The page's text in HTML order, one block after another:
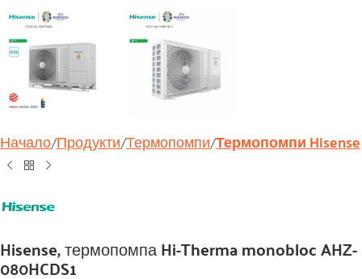
Начало Продукти Термопомпи Термопомпи Hisense
Hisense, термопомпа Hi-Therma monobloc AHZ-
080HCDS1